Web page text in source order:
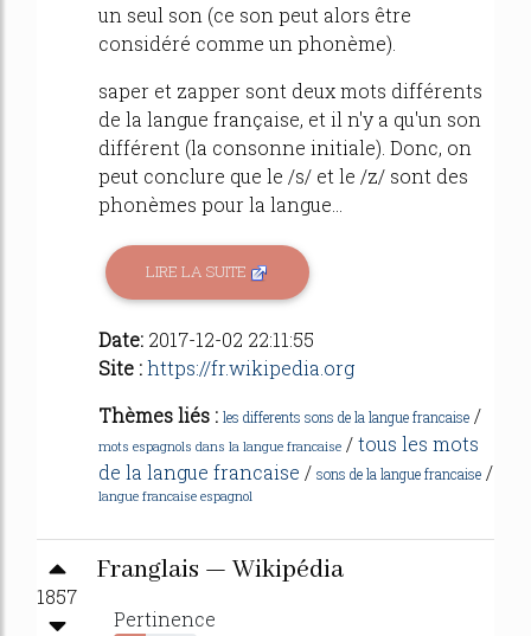
un seul son (ce son peut alors être
considéré comme un phonème).
saper et zapper sont deux mots différents
de la langue française, et il n'y a qu'un son
différent (la consonne initiale). Donc, on
peut conclure que le /s/ et le /z/ sont des
phonèmes pour la langue...
LIRE LA SUITE
Date: 2017-12-02 22:11:55
Site :https://fr.wikipedia.org
Thèmes liés : les differents sons de la langue francaise /
mots espagnols dans la langue francaise /tous les mots
de la langue francaise / sons de la langue francaise /
langue francaise espagnol
1857
Franglais — Wikipédia
Pertinence